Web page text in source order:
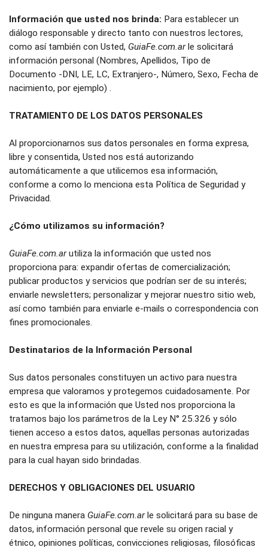
Información que usted nos brinda: Para establecer un
diálogo responsable y directo tanto con nuestros lectores,
como así también con Usted, GuiaFe.com.ar le solicitará
información personal (Nombres, Apellidos, Tipo de
Documento -DNI, LE, LC, Extranjero-, Número, Sexo, Fecha de
nacimiento, por ejemplo) .
TRATAMIENTO DE LOS DATOS PERSONALES
Al proporcionarnos sus datos personales en forma expresa,
libre y consentida, Usted nos está autorizando
automáticamente a que utilicemos esa información,
conforme a como lo menciona esta Política de Seguridad y
Privacidad.
¿Cómo utilizamos su información?
GuiaFe.com.ar utiliza la información que usted nos
proporciona para: expandir ofertas de comercialización;
publicar productos y servicios que podrían ser de su interés;
enviarle newsletters; personalizar y mejorar nuestro sitio web,
así como también para enviarle e-mails o correspondencia con
fines promocionales.
Destinatarios de la Información Personal
Sus datos personales constituyen un activo para nuestra
empresa que valoramos y protegemos cuidadosamente. Por
esto es que la información que Usted nos proporciona la
tratamos bajo los parámetros de la Ley N° 25.326 y sólo
tienen acceso a estos datos, aquellas personas autorizadas
en nuestra empresa para su utilización, conforme a la finalidad
para la cual hayan sido brindadas.
DERECHOS Y OBLIGACIONES DEL USUARIO
De ninguna manera GuiaFe.com.ar le solicitará para su base de
datos, información personal que revele su origen racial y
étnico, opiniones políticas, convicciones religiosas, filosóficas